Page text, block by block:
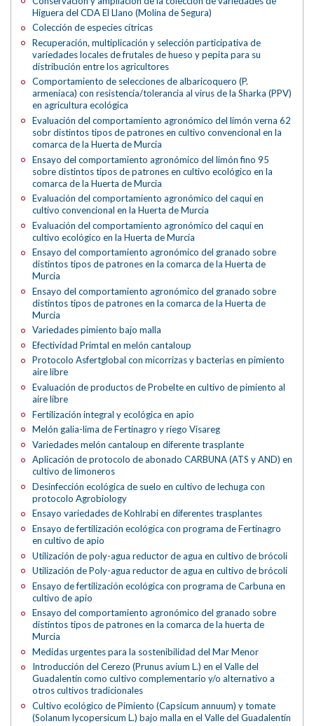
Higuera del CDA El Llano (Molina de Segura)
Colección de especies cítricas
Recuperación, multiplicación y selección participativa de
variedades locales de frutales de hueso y pepita para su
distribución entre los agricultores
Comportamiento de selecciones de albaricoquero (P.
armeniaca) con resistencia/tolerancia al virus de la Sharka (PPV)
en agricultura ecológica
Evaluación del comportamiento agronómico del limón verna 62
sobr distintos tipos de patrones en cultivo convencional en la
comarca de la Huerta de Murcia
Ensayo del comportamiento agronómico del limón fino 95
sobre distintos tipos de patrones en cultivo ecológico en la
comarca de la Huerta de Murcia
Evaluación del comportamiento agronómico del caqui en
cultivo convencional en la Huerta de Murcia
Evaluación del comportamiento agronómico del caqui en
cultivo ecológico en la Huerta de Murcia
Ensayo del comportamiento agronómico del granado sobre
distintos tipos de patrones en la comarca de la Huerta de
Murcia
Ensayo del comportamiento agronómico del granado sobre
distintos tipos de patrones en la comarca de la Huerta de
Murcia
Variedades pimiento bajo malla
Efectividad Primtal en melón cantaloup
Protocolo Asfertglobal con micorrizas y bacterias en pimiento
aire libre
Evaluación de productos de Probelte en cultivo de pimiento al
aire libre
Fertilización integral y ecológica en apio
Melón galia-lima de Fertinagro y riego Visareg
Variedades melón cantaloup en diferente trasplante
Aplicación de protocolo de abonado CARBUNA (ATS y AND) en
cultivo de limoneros
Desinfección ecológica de suelo en cultivo de lechuga con
protocolo Agrobiology
Ensayo variedades de Kohlrabi en diferentes trasplantes
Ensayo de fertilización ecológica con programa de Fertinagro
en cultivo de apio
Utilización de poly-agua reductor de agua en cultivo de brócoli
Utilización de Poly-agua reductor de agua en cultivo de brócoli
Ensayo de fertilización ecológica con programa de Carbuna en
cultivo de apio
Ensayo del comportamiento agronómico del granado sobre
distintos tipos de patrones en la comarca de la huerta de
Murcia
Medidas urgentes para la sostenibilidad del Mar Menor
Introducción del Cerezo (Prunus avium L.) en el Valle del
Guadalentín como cultivo complementario y/o alternativo a
otros cultivos tradicionales
Cultivo ecológico de Pimiento (Capsicum annuum) y tomate
(Solanum lycopersicum L.) bajo malla en el Valle del Guadalentín